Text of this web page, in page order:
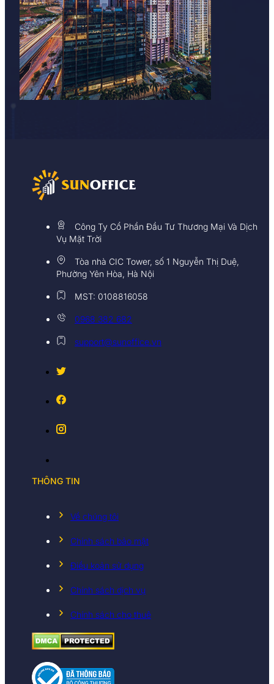
Công Ty Cổ Phần Đầu Tư Thương Mại Và Dịch
Vụ Mặt Trời
Tòa nhà CIC Tower, số 1 Nguyễn Thị Duệ,
Phường Yên Hòa, Hà Nội
MST: 0108816058
0968 382 682
support@sunoffice.vn
THÔNG TIN
Về chúng tôi
Chính sách bảo mật
Điều koản sử dụng
Chính sách dịch vụ
Chính sách cho thuê